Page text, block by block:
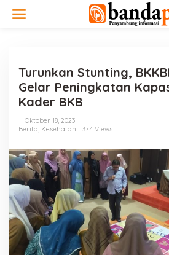
Turunkan Stunting,
Gelar Peningkatan
Kader BKB
Oktober 18, 2023
Berita, Kesehatan 374 Views